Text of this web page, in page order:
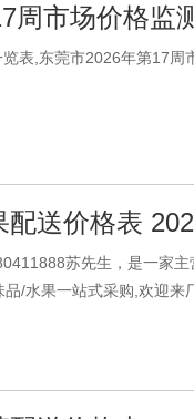
周市场价格监
表,东莞市2026年第17周
送价格表
苏先生，是一家
/水果一站式采购,欢迎来